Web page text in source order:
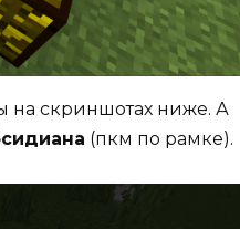
на скриншотах ниже. А
(пкм по рамке).